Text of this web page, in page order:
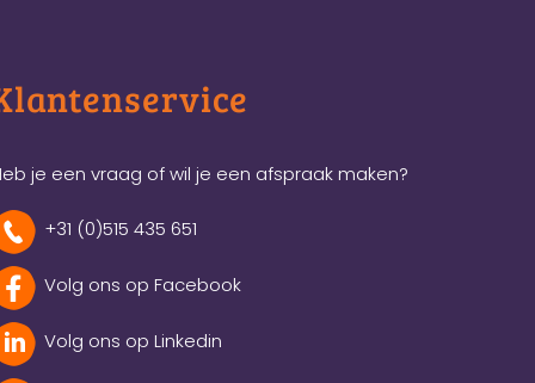
je een vraag of wil je een afspraak maken?
+31 (0)515 435 651
Volg ons op Facebook
Volg ons op Linkedin